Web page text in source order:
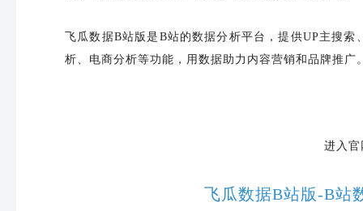
飞瓜数据B站版是B站的数据分析平台，提供UP主搜
析、电商分析等功能，用数据助力内容营销和品牌推广
进入官
飞瓜数据B站版-B站